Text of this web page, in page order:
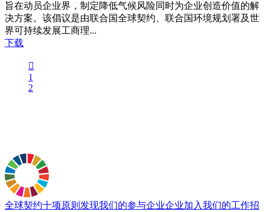
旨在动员企业界，制定降低气候风险同时为企业创造价值的解
决方案。该倡议是由联合国全球契约、联合国环境规划署及世
界可持续发展工商理...
下载

1
2
全球契约十项原则 发现我们的参与企业企业加入我们的工作招